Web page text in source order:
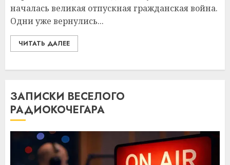
началась великая отпускная гражданская война.
Одни уже вернулись...
ЧИТАТЬ ДАЛЕЕ
ЗАПИСКИ ВЕСЕЛОГО
РАДИОКОЧЕГАРА